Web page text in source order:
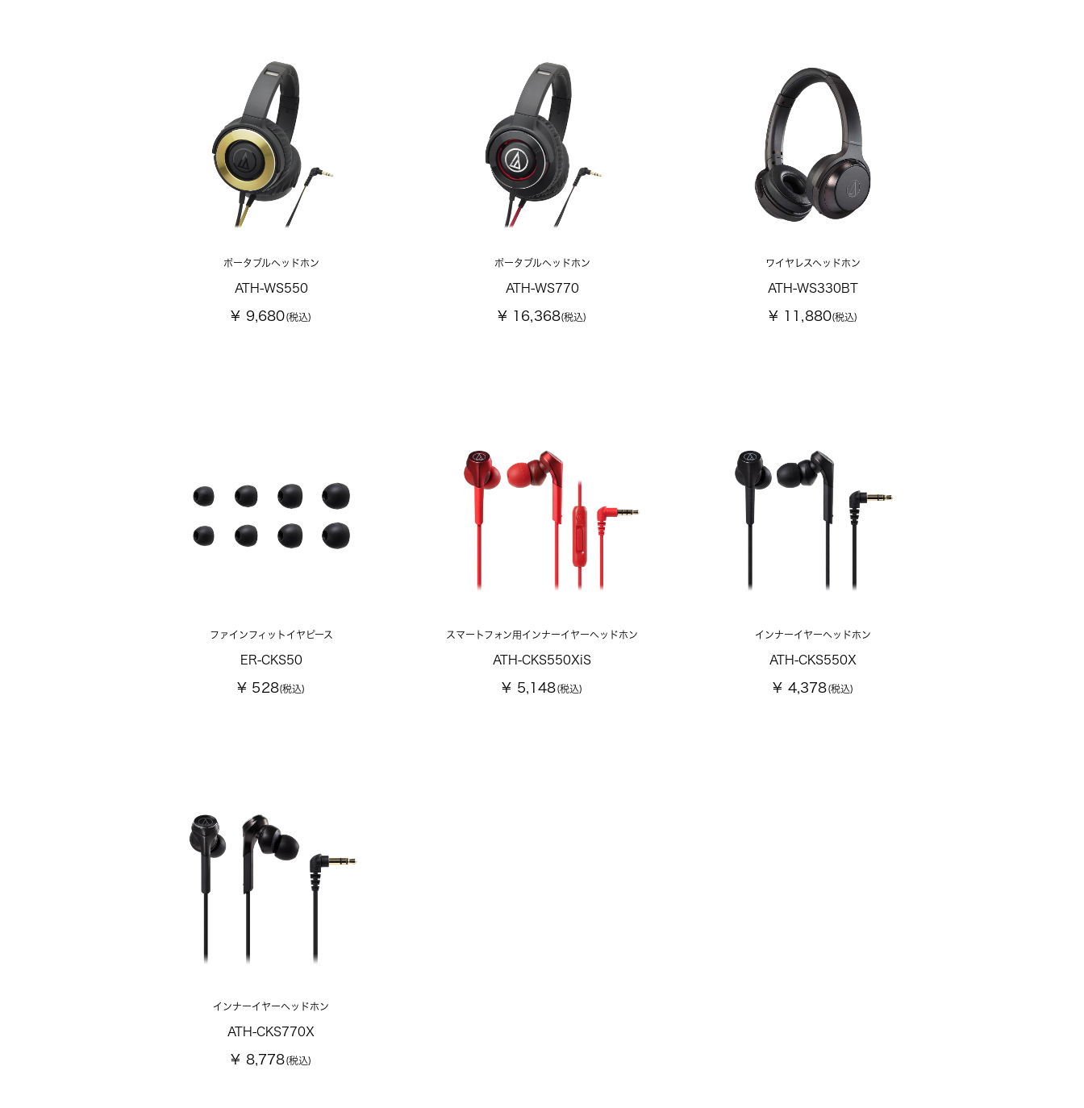
ポータブルヘッドホン
ATH-WS550
¥ 9,680(税込)
ポータブルヘッドホン
ATH-WS770
¥ 16,368(税込)
ワイヤレスヘッドホン
ATH-WS330BT
¥ 11,880(税込)
ファインフィットイヤピース
ER-CKS50
¥ 528(税込)
スマートフォン用インナーイヤーヘッドホン
ATH-CKS550XiS
¥ 5,148(税込)
インナーイヤーヘッドホン
ATH-CKS550X
¥ 4,378(税込)
インナーイヤーヘッドホン
ATH-CKS770X
¥ 8,778(税込)